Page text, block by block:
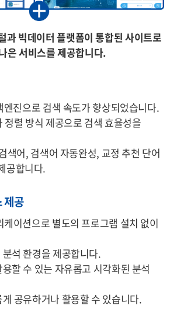
과 빅데이터 플랫폼이 통합된 사이트로
은 서비스를 제공합니다.
엔진으로 검색 속도가 향상되었습니다.
정렬 방식 제공으로 검색 효율성을
색어, 검색어 자동완성, 교정 추천 단어
공합니다.
제공
이션으로 별도의 프로그램 설치 없이
석 환경을 제공합니다.
할 수 있는 자유롭고 시각화된 분석
공유하거나 활용할 수 있습니다.